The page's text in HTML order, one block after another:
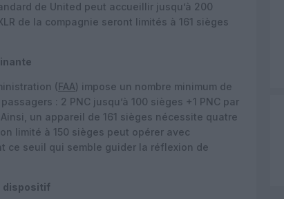
de United peut accueillir jusqu’à 200
de la compagnie seront limités à 161 sièges
(FAA) impose un nombre minimum de
: 2 PNC jusqu’à 100 sièges +1 PNC par
un appareil de 161 sièges nécessite quatre
limité à 150 sièges peut opérer avec
ce seuil qui semble guider la réflexion de
dispositif